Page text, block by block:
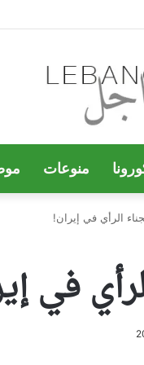
منوعات
الرأي في إيران!
في